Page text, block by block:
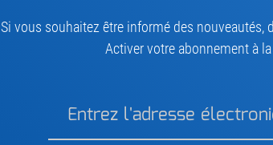
Si vous souhaitez être informé des
Activer votre abonnement à